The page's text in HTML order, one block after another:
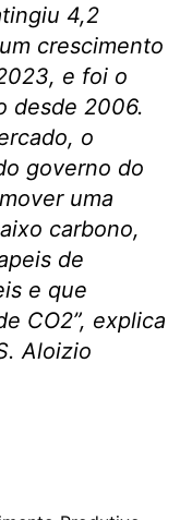
4,2
crescimento
e foi o
desde 2006.
o
governo do
uma
carbono,
de
e que
CO2”, explica
Aloizio